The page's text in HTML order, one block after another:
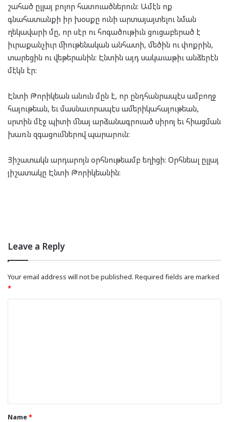
շահած ըլլայ բոլոր հատուածներուն: Ամէն ոք
գնահատանքի իր խօսքը ունի արտայայտելու նման
ղեկավարի մը, որ սէր ու հոգածութիւն ցուցաբերած է
իւրաքանչիւր միութենական անհատի, մեծին ու փոքրին,
տարեցին ու վեթերանին: Էնտին այդ սակաւաթիւ անձերէն
մէկն էր:
Էնտի Թորիկեան անուն մըն է, որ ընդհանրապէս ամբողջ
հայութեան, եւ մասնաւորապէս ամերիկահայութեան,
սրտին մէջ պիտի մնայ արձանագրուած սիրոյ եւ հիացման
խառն զգացումներով պարարուն:
Յիշատակն արդարոյն օրհնութեամբ եղիցի: Օրհնեալ ըլլայ
յիշատակը Էնտի Թորիկեանին:
Leave a Reply
Your email address will not be published. Required fields are marked
*
*Name*